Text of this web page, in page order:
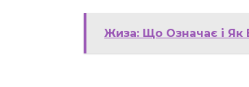
Жиза: Що Означає і Як